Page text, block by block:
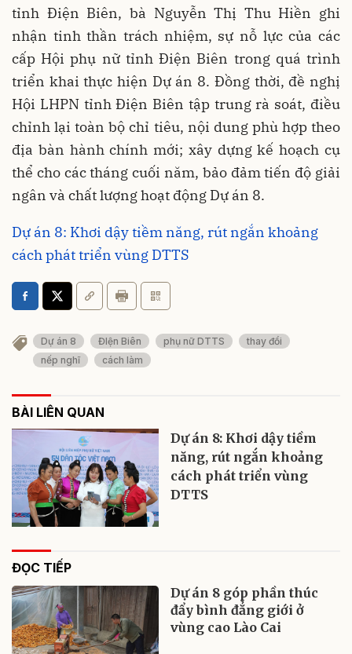
tỉnh Điện Biên, bà Nguyễn Thị Thu Hiền ghi
nhận tinh thần trách nhiệm, sự nỗ lực của các
cấp Hội phụ nữ tỉnh Điện Biên trong quá trình
triển khai thực hiện Dự án 8. Đồng thời, đề nghị
Hội LHPN tỉnh Điện Biên tập trung rà soát, điều
chỉnh lại toàn bộ chỉ tiêu, nội dung phù hợp theo
địa bàn hành chính mới; xây dựng kế hoạch cụ
thể cho các tháng cuối năm, bảo đảm tiến độ giải
ngân và chất lượng hoạt động Dự án 8.
Dự án 8: Khơi dậy tiềm năng, rút ngắn khoảng
cách phát triển vùng DTTS
Dự án 8 ĐIện Biên phụ nữ DTTS
thay đổi
nếp nghĩ
cách làm
BÀI LIÊN QUAN
Dự án 8: Khơi dậy tiềm
năng, rút ngắn khoảng
cách phát triển vùng
DTTS
ĐỌC TIẾP
Dự án 8 góp phần thúc
đẩy bình đẳng giới ở
vùng cao Lào Cai